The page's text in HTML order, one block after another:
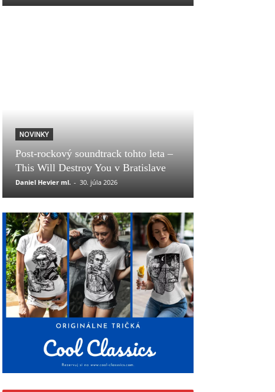
NOVINKY
Post-rockový soundtrack tohto leta –
This Will Destroy You v Bratislave
Daniel Hevier ml. - 30. júla 2026